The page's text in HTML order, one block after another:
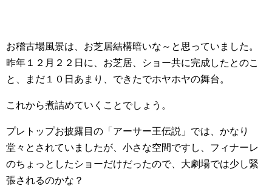
お稽古場風景は、お芝居結構暗いな～と思っていました。
昨年１２月２２日に、お芝居、ショー共に完成したとのこ
と、まだ１０日あまり、できたでホヤホヤの舞台。
これから煮詰めていくことでしょう。
プレトップお披露目の「アーサー王伝説」では、かなり
堂々とされていましたが、小さな空間ですし、フィナーレ
のちょっとしたショーだけだったので、大劇場では少し緊
張されるのかな？